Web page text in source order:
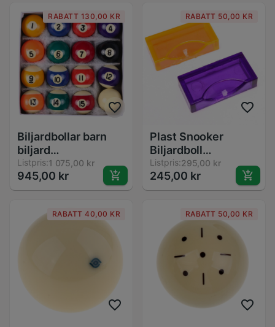
RABATT 130,00 KR
Biljardbollar barn
biljard
biljardbordbollar
bolas de billar
polyester harts små
uppsättning
snookerbollar
Listpris:1 075,00 kr
945,00 kr
RABATT 50,00 KR
Plast Snooker
Biljardboll
Markerare - 2-pack -
Orange / Lila
Listpris:295,00 kr
245,00 kr
RABATT 40,00 KR RABATT 50,00 KR